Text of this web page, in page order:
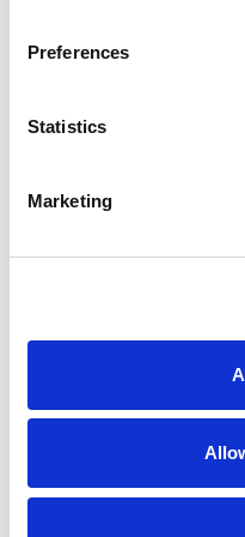
Preferences
Statistics
Marketing